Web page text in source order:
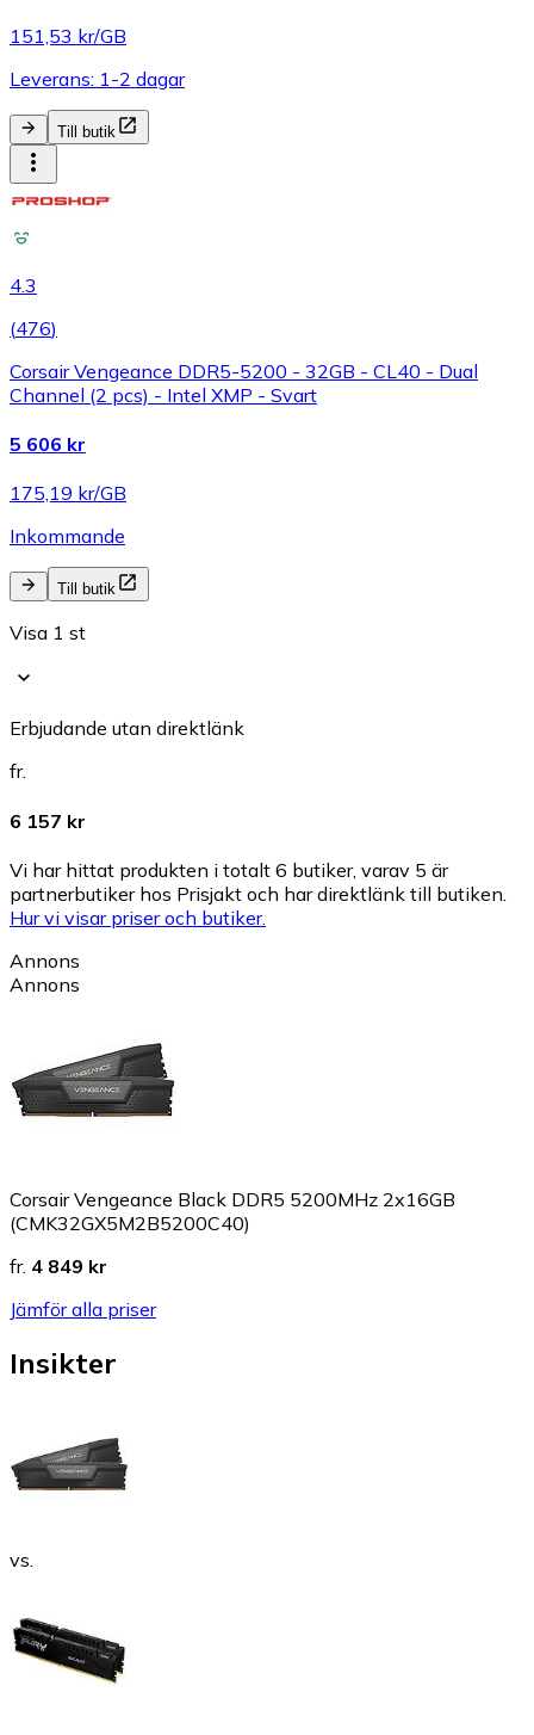
151,53 kr/GB
Leverans: 1-2 dagar
Till butik
4.3
(476)
Corsair Vengeance DDR5-5200 - 32GB - CL40 - Dual
Channel (2 pcs) - Intel XMP - Svart
5 606 kr
175,19 kr/GB
Inkommande
Till butik
Visa 1 st
Erbjudande utan direktlänk
fr.
6 157 kr
Vi har hittat produkten i totalt 6 butiker, varav 5 är
partnerbutiker hos Prisjakt och har direktlänk till butiken.
Hur vi visar priser och butiker.
Annons
Annons
Corsair Vengeance Black DDR5 5200MHz 2x16GB
(CMK32GX5M2B5200C40)
fr. 4 849 kr
Jämför alla priser
Insikter
vs.